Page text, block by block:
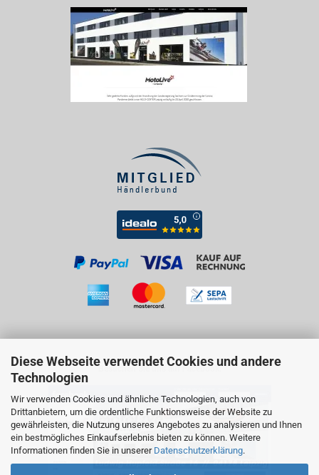
Diese Webseite verwendet Cookies und andere
Technologien
Wir verwenden Cookies und ähnliche Technologien, auch von
Drittanbietern, um die ordentliche Funktionsweise der Website zu
gewährleisten, die Nutzung unseres Angebotes zu analysieren und Ihnen
ein bestmögliches Einkaufserlebnis bieten zu können. Weitere
Informationen finden Sie in unserer Datenschutzerklärung.
Besuchen Sie uns auf Facebook!